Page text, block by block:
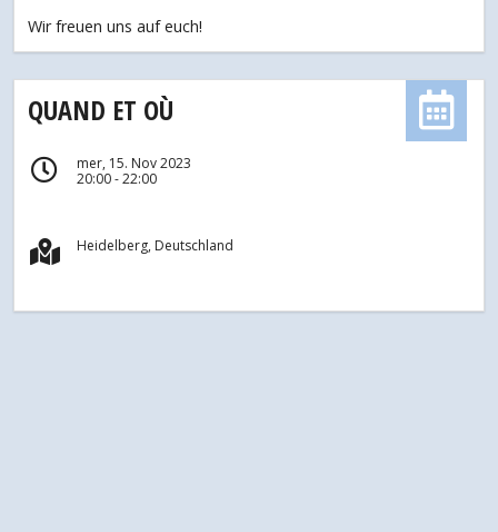
Wir freuen uns auf euch!
QUAND ET OÙ
mer, 15. Nov 2023
20:00 - 22:00
Heidelberg, Deutschland